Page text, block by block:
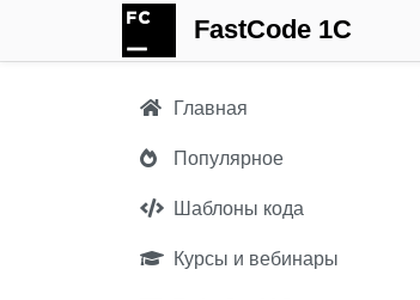
FastCode 1C
Главная
Популярное
Шаблоны кода
Курсы и вебинары